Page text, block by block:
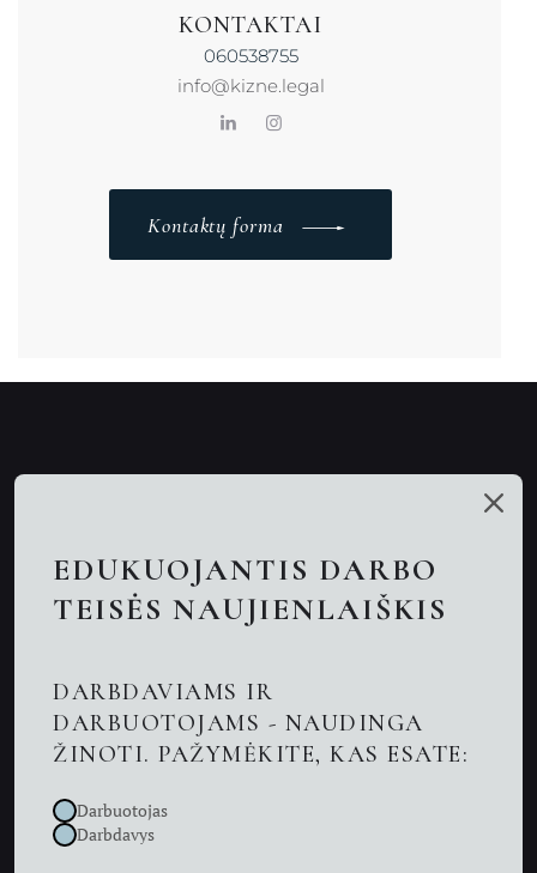
KONTAKTAI
060538755
info@kizne.legal
Kontaktų forma
Nuotolinės konsultacijos
Advokatas Kaune
Naujienos
EDUKUOJANTIS DARBO
TEISĖS NAUJIENLAIŠKIS
DARBDAVIAMS IR
DARBUOTOJAMS - NAUDINGA
ŽINOTI. PAŽYMĖKITE, KAS ESATE:
Darbuotojas
Darbdavys